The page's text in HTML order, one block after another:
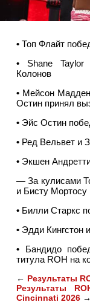
• Топ Флайт
• Shane Taylor
Колонов
• Мейсон
Остин принял
• Эйс Остин
• Ред Вельвет и
• Экшен
— За кулисами
и Бисту Мортосу
• Билли Старкс
• Эдди Кингстон
• Бандидо
титула ROH на
← Результаты
Результаты
Cincinnati 2026 →